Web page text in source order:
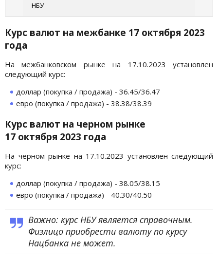
НБУ
Курс валют на межбанке 17 октября 2023
года
На межбанковском рынке на 17.10.2023 установлен
следующий курс:
доллар (покупка / продажа) - 36.45/36.47
евро (покупка / продажа) - 38.38/38.39
Курс валют на черном рынке
17 октября 2023 года
На черном рынке на 17.10.2023 установлен следующий
курс:
доллар (покупка / продажа) - 38.05/38.15
евро (покупка / продажа) - 40.30/40.50
Важно: курс НБУ является справочным.
Физлицо приобрести валюту по курсу
Нацбанка не может.